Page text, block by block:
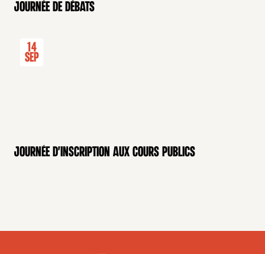
Journée de débats
14
Sep
Journée d'inscription aux cours publics